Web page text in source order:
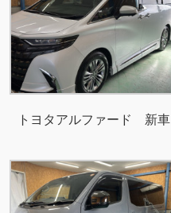
トヨタアルファード 新車